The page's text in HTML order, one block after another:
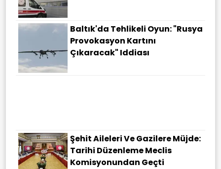
Baltık'da Tehlikeli Oyun: "Rusya
Provokasyon Kartını
Çıkaracak" Iddiası
Şehit Aileleri Ve Gazilere Müjde:
Tarihi Düzenleme Meclis
Komisyonundan Geçti